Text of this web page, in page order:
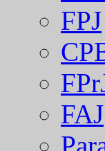
FPJ
FAJ